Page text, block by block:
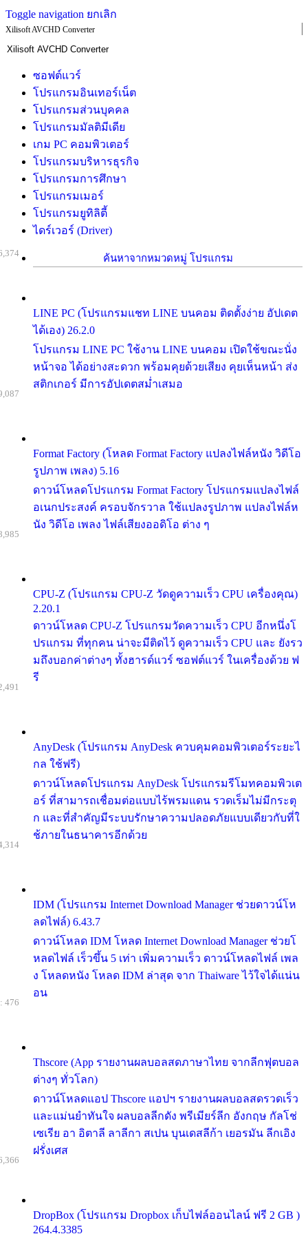
Toggle navigation ยกเลิก
Xilisoft AVCHD Converter
ซอฟต์แวร์
โปรแกรมอินเทอร์เน็ต
โปรแกรมส่วนบุคคล
โปรแกรมมัลติมีเดีย
เกม PC คอมพิวเตอร์
โปรแกรมบริหารธุรกิจ
โปรแกรมการศึกษา
โปรแกรมเมอร์
โปรแกรมยูทิลิตี้
ไดร์เวอร์ (Driver)
ค้นหาจากหมวดหมู่ โปรแกรม
LINE PC (โปรแกรมแชท LINE บนคอม ติดตั้งง่าย อัปเดต
ได้เอง) 26.2.0
โปรแกรม LINE PC ใช้งาน LINE บนคอม เปิดใช้ขณะนั่ง
หน้าจอ ได้อย่างสะดวก พร้อมคุยด้วยเสียง คุยเห็นหน้า ส่ง
สติกเกอร์ มีการอัปเดตสม่ำเสมอ
Format Factory (โหลด Format Factory แปลงไฟล์หนัง วิดีโอ
รูปภาพ เพลง) 5.16
ดาวน์โหลดโปรแกรม Format Factory โปรแกรมแปลงไฟล์
อเนกประสงค์ ครอบจักรวาล ใช้แปลงรูปภาพ แปลงไฟล์ห
นัง วิดีโอ เพลง ไฟล์เสียงออดิโอ ต่าง ๆ
CPU-Z (โปรแกรม CPU-Z วัดดูความเร็ว CPU เครื่องคุณ)
2.20.1
ดาวน์โหลด CPU-Z โปรแกรมวัดความเร็ว CPU อีกหนึ่งโ
ปรแกรม ที่ทุกคน น่าจะมีติดไว้ ดูความเร็ว CPU และ ยังรว
มถึงบอกค่าต่างๆ ทั้งฮารด์แวร์ ซอฟต์แวร์ ในเครื่องด้วย ฟ
รี
AnyDesk (โปรแกรม AnyDesk ควบคุมคอมพิวเตอร์ระยะไ
กล ใช้ฟรี)
ดาวน์โหลดโปรแกรม AnyDesk โปรแกรมรีโมทคอมพิวเต
อร์ ที่สามารถเชื่อมต่อแบบไร้พรมแดน รวดเร็มไม่มีกระตุ
ก และที่สำคัญมีระบบรักษาความปลอดภัยแบบเดียวกับที่ใ
ช้ภายในธนาคารอีกด้วย
IDM (โปรแกรม Internet Download Manager ช่วยดาวน์โห
ลดไฟล์) 6.43.7
ดาวน์โหลด IDM โหลด Internet Download Manager ช่วยโ
หลดไฟล์ เร็วขึ้น 5 เท่า เพิ่มความเร็ว ดาวน์โหลดไฟล์ เพล
ง โหลดหนัง โหลด IDM ล่าสุด จาก Thaiware ไว้ใจได้แน่น
อน
Thscore (App รายงานผลบอลสดภาษาไทย จากลีกฟุตบอล
ต่างๆ ทั่วโลก)
ดาวน์โหลดแอป Thscore แอปฯ รายงานผลบอลสดรวดเร็ว
และแม่นยำทันใจ ผลบอลลีกดัง พรีเมียร์ลีก อังกฤษ กัลโช่
เซเรีย อา อิตาลี ลาลีกา สเปน บุนเดสลีก้า เยอรมัน ลีกเอิง
ฝรั่งเศส
476
DropBox (โปรแกรม Dropbox เก็บไฟล์ออนไลน์ ฟรี 2 GB )
264.4.3385